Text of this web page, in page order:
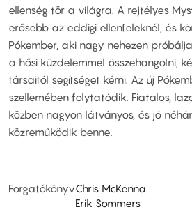
ellenség tör a világra. A rejtélyes
erősebb az eddigi ellenfeleknél, és
Pókember, aki nagy nehezen
a hősi küzdelemmel összehangolni,
társaitól segítséget kérni. Az új
szellemében folytatódik. Fiatalos,
közben nagyon látványos, és jó
közreműködik benne.
ForgatókönyvChris McKenna
Erik Sommers